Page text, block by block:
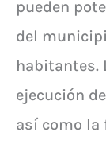
pueden
del
habitantes.
ejecución
así como la